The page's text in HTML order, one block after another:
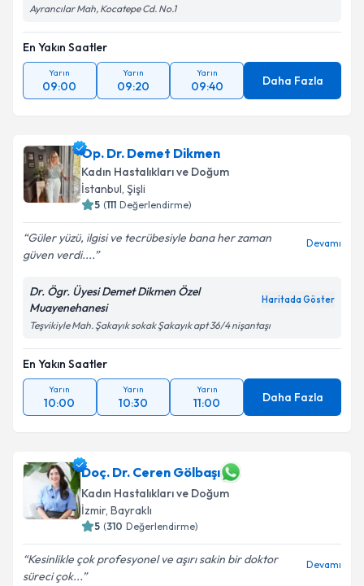
Ayrancılar Mah, Kocatepe Cd. No.1
En Yakın Saatler
Yarın
09:00
Yarın
09:20
Yarın
09:40 Daha Fazla
Op. Dr. Demet Dikmen
Kadın Hastalıkları ve Doğum
İstanbul, Şişli
5 (111 Değerlendirme)
Güler yüzü, ilgisi ve tecrübesiyle bana her zaman
güven verdi....
Devamı
Dr. Ögr. Üyesi Demet Dikmen Özel
Muayenehanesi
Haritada Göster
Teşvikiyle Mah. Şakayık sokak Şakayık apt 36/4 nişantaşı
En Yakın Saatler
Yarın
10:00
Yarın
10:30
Yarın
11:00 Daha Fazla
Doç. Dr. Ceren Gölbaşı
Kadın Hastalıkları ve Doğum
İzmir, Bayraklı
5 (310 Değerlendirme)
Kesinlikle çok profesyonel ve aşırı sakin bir doktor
süreci çok...
Devamı